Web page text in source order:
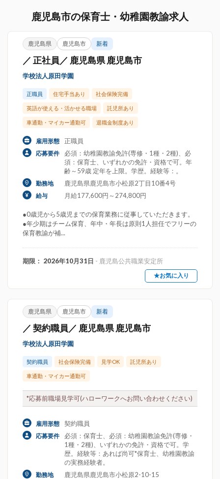
鹿児島市の保育士・幼稚園教諭求人
鹿児島県 鹿児島市 新着
／ 正社員／ 鹿児島県 鹿児島市
学校法人原田学園
正職員 住宅手当あり 社会保険完備
英語が使える・活かせる職場 託児所あり
車通勤・マイカー通勤可 退職金制度あり
雇用形態 正職員
応募要件
必須：幼稚園教諭免許(専修・1種・2種)、必
須：保育士、いずれかの免許・資格で可。年
齢～59歳 定年を上限。学歴。経験等：。
勤務地 鹿児島県鹿児島市小松原2丁目10番4号
給与 月給177,600円～274,800円
●0歳児から5歳児までの保育業務に従事していただきます。
●年少期はチーム保育、年中・年長は原則1人担任でフリーの
保育教諭が補...
期限： 2026年10月31日 - 鹿児島公共職業安定所
★お気に入り
鹿児島県 鹿児島市 新着
／ 契約職員／ 鹿児島県 鹿児島市
学校法人原田学園
契約職員 社会保険完備 見学OK 託児所あり
車通勤・マイカー通勤可
*応募前職場見学可(ハローワークへお問い合わせください)
雇用形態 契約職員
応募要件
必須：保育士、必須：幼稚園教諭免許(専修・
1種・2種)、いずれかの免許・資格で可。学
歴。経験等：あれば尚可*保育士、幼稚園教諭
の実務経験者。
勤務地 鹿児島県鹿児島市小松原2-10-15